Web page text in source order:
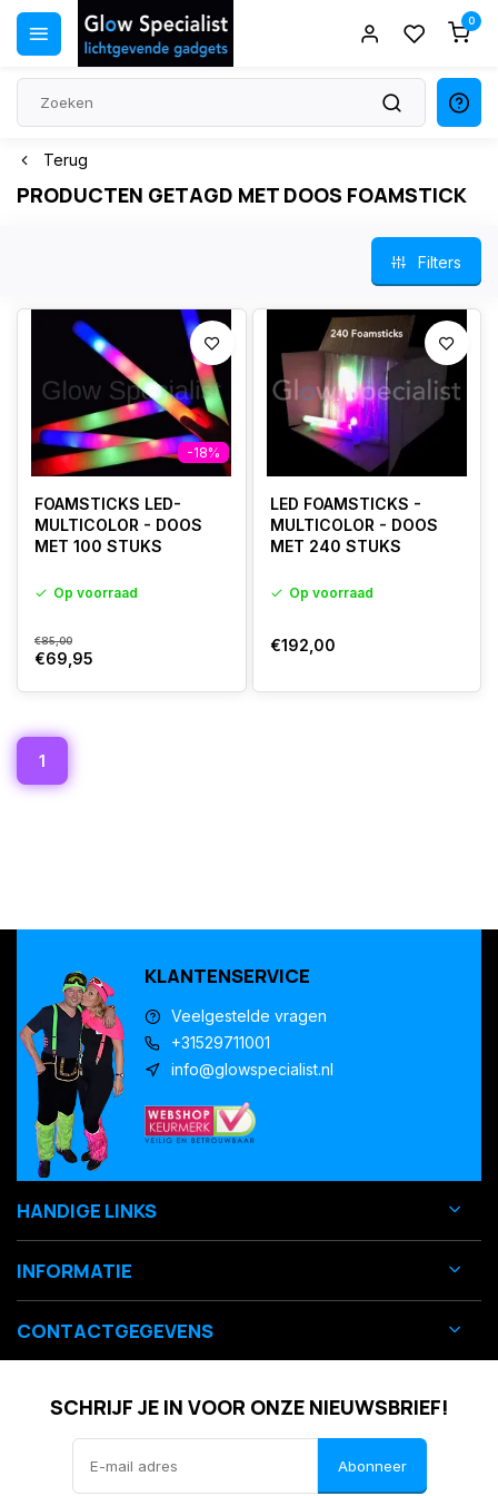
0
Terug
PRODUCTEN GETAGD MET DOOS FOAMSTICK
Filters
-18%
FOAMSTICKS LED-
MULTICOLOR - DOOS
MET 100 STUKS
Op voorraad
€85,00
€69,95
LED FOAMSTICKS -
MULTICOLOR - DOOS
MET 240 STUKS
Op voorraad
€192,00
1
KLANTENSERVICE
Veelgestelde vragen
+31529711001
info@glowspecialist.nl
HANDIGE LINKS
INFORMATIE
CONTACTGEGEVENS
SCHRIJF JE IN VOOR ONZE NIEUWSBRIEF!
Abonneer